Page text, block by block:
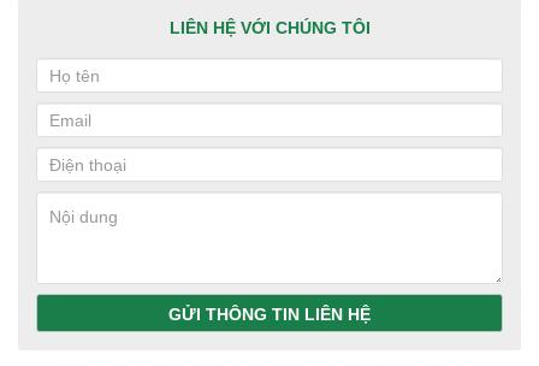
LIÊN HỆ VỚI CHÚNG TÔI
GỬI THÔNG TIN LIÊN HỆ